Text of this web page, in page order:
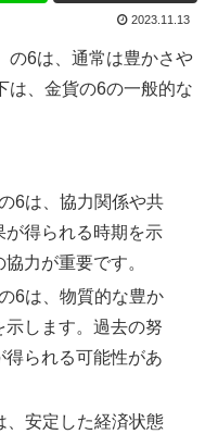
2023.11.13
の6は、通常は豊かさや
は、金貨の6の一般的な
6は、協力関係や共
が得られる時期を示
力が重要です。
6は、物質的な豊か
示します。過去の努
られる可能性があ
、安定した経済状態